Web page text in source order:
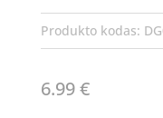
Produkto kodas:
6.99€